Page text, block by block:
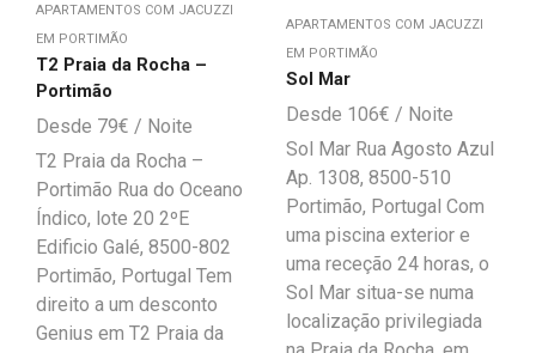
APARTAMENTOS COM JACUZZI
EM PORTIMÃO
T2 Praia da Rocha –
Portimão
79€
T2 Praia da Rocha –
Portimão Rua do Oceano
Índico, lote 20 2ºE
Edificio Galé, 8500-802
Portimão, Portugal Tem
direito a um desconto
Genius em T2 Praia da
APARTAMENTOS COM JACUZZI
EM PORTIMÃO
Sol Mar
106€
Sol Mar Rua Agosto Azul
Ap. 1308, 8500-510
Portimão, Portugal Com
uma piscina exterior e
uma receção 24 horas, o
Sol Mar situa-se numa
localização privilegiada